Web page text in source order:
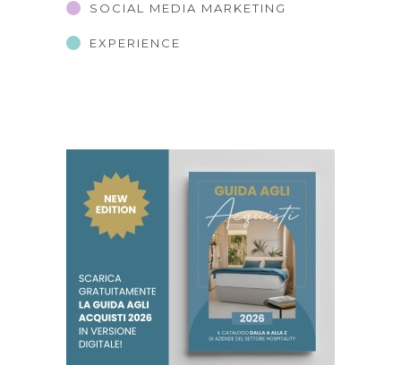
SOCIAL MEDIA MARKETING
EXPERIENCE